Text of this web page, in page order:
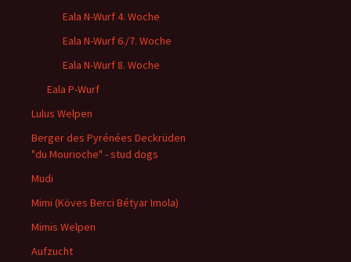
Eala N-Wurf 4. Woche
Eala N-Wurf 6./7. Woche
Eala N-Wurf 8. Woche
Eala P-Wurf
Lulus Welpen
Berger des Pyrénées Deckrüden
"du Mourioche" - stud dogs
Mudi
Mimi (Köves Berci Bétyar Imola)
Mimis Welpen
Aufzucht